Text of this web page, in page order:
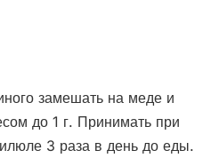
замешать на меде и
до 1 г. Принимать при
3 раза в день до еды.